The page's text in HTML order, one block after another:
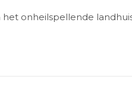
het onheilspellende